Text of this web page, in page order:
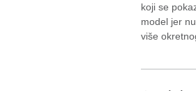
koji se
model jer
više